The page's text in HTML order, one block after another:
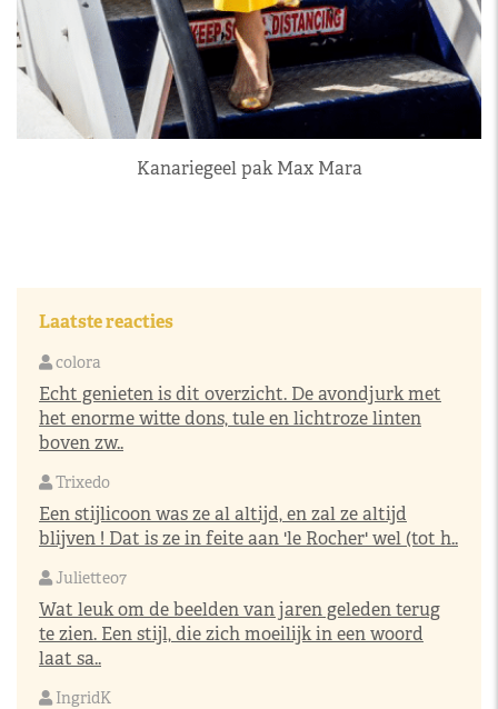
Kanariegeel pak Max Mara
Laatste reacties
colora
Echt genieten is dit overzicht. De avondjurk met
het enorme witte dons, tule en lichtroze linten
boven zw..
Trixedo
Een stijlicoon was ze al altijd, en zal ze altijd
blijven ! Dat is ze in feite aan 'le Rocher' wel (tot h..
Juliette07
Wat leuk om de beelden van jaren geleden terug
te zien. Een stijl, die zich moeilijk in een woord
laat sa..
IngridK